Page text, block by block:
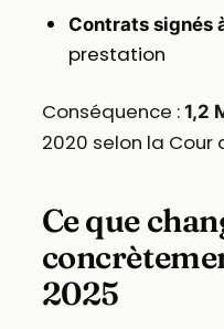
Contrats signés
prestation
Conséquence : 1,2
2020 selon la Cour
Ce que
2025